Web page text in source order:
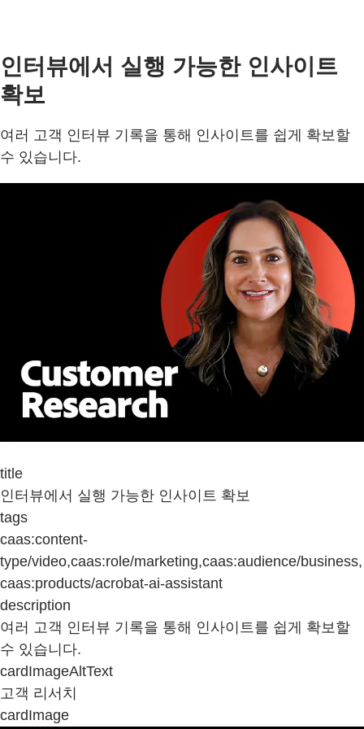
인터뷰에서 실행 가능한 인사이트
확보
여러 고객 인터뷰 기록을 통해 인사이트를 쉽게 확보할
수 있습니다.
title
인터뷰에서 실행 가능한 인사이트 확보
tags
caas:content-
type/video,caas:role/marketing,caas:audience/business,
caas:products/acrobat-ai-assistant
description
여러 고객 인터뷰 기록을 통해 인사이트를 쉽게 확보할
수 있습니다.
cardImageAltText
고객 리서치
cardImage